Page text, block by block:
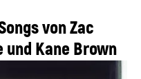
von Zac
und Kane Brown